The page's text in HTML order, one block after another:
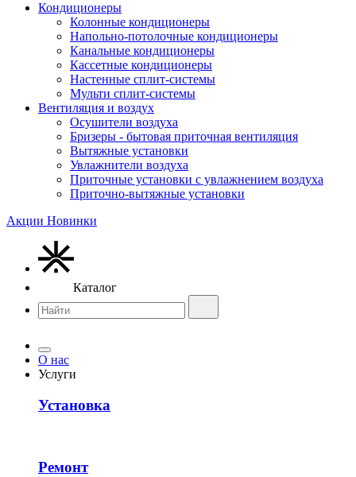
Кондиционеры
Колонные кондиционеры
Напольно-потолочные кондиционеры
Канальные кондиционеры
Кассетные кондиционеры
Настенные сплит-системы
Мульти сплит-системы
Вентиляция и воздух
Осушители воздуха
Бризеры - бытовая приточная вентиляция
Вытяжные установки
Увлажнители воздуха
Приточные установки с увлажнением воздуха
Приточно-вытяжные установки
Акции Новинки
Каталог
О нас
Услуги
Установка
Ремонт